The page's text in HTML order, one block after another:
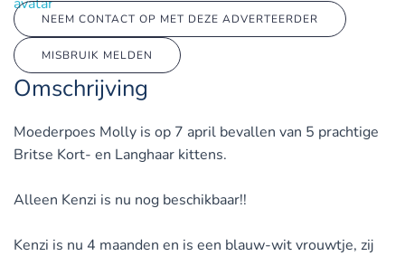
NEEM CONTACT OP MET DEZE ADVERTEERDER
MISBRUIK MELDEN
Omschrijving
Moederpoes Molly is op 7 april bevallen van 5 prachtige
Britse Kort- en Langhaar kittens.
Alleen Kenzi is nu nog beschikbaar!!
Kenzi is nu 4 maanden en is een blauw-wit vrouwtje, zij